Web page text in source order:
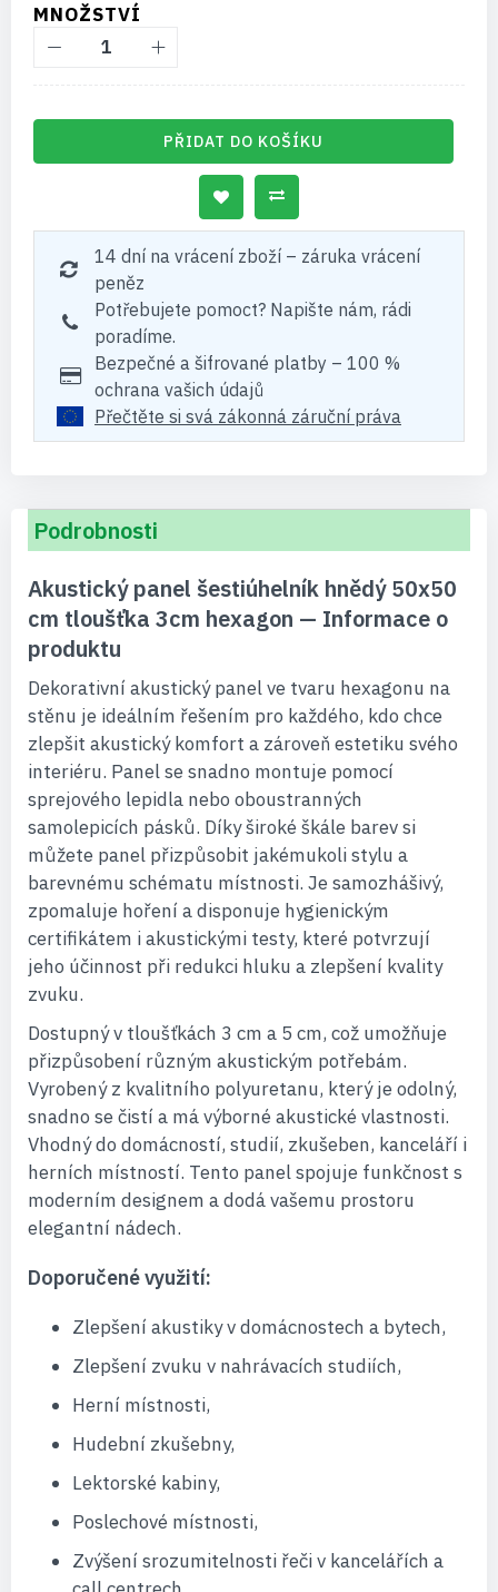
MNOŽSTVÍ
PŘIDAT DO KOŠÍKU
14 dní na vrácení zboží – záruka vrácení
peněz
Potřebujete pomoct? Napište nám, rádi
poradíme.
Bezpečné a šifrované platby – 100 %
ochrana vašich údajů
Přečtěte si svá zákonná záruční práva
Podrobnosti
Akustický panel šestiúhelník hnědý 50x50
cm tloušťka 3cm hexagon — Informace o
produktu
Dekorativní akustický panel ve tvaru hexagonu na
stěnu je ideálním řešením pro každého, kdo chce
zlepšit akustický komfort a zároveň estetiku svého
interiéru. Panel se snadno montuje pomocí
sprejového lepidla nebo oboustranných
samolepicích pásků. Díky široké škále barev si
můžete panel přizpůsobit jakémukoli stylu a
barevnému schématu místnosti. Je samozhášivý,
zpomaluje hoření a disponuje hygienickým
certifikátem i akustickými testy, které potvrzují
jeho účinnost při redukci hluku a zlepšení kvality
zvuku.
Dostupný v tloušťkách 3 cm a 5 cm, což umožňuje
přizpůsobení různým akustickým potřebám.
Vyrobený z kvalitního polyuretanu, který je odolný,
snadno se čistí a má výborné akustické vlastnosti.
Vhodný do domácností, studií, zkušeben, kanceláří i
herních místností. Tento panel spojuje funkčnost s
moderním designem a dodá vašemu prostoru
elegantní nádech.
Doporučené využití:
Zlepšení akustiky v domácnostech a bytech,
Zlepšení zvuku v nahrávacích studiích,
Herní místnosti,
Hudební zkušebny,
Lektorské kabiny,
Poslechové místnosti,
Zvýšení srozumitelnosti řeči v kancelářích a